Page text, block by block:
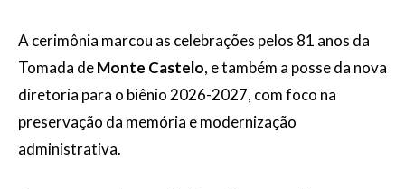
A cerimônia marcou as celebrações pelos 81 anos da
Tomada deMonte Castelo, e também a posse da nova
diretoria para o biênio 2026-2027, com foco na
preservação da memória e modernização
administrativa.